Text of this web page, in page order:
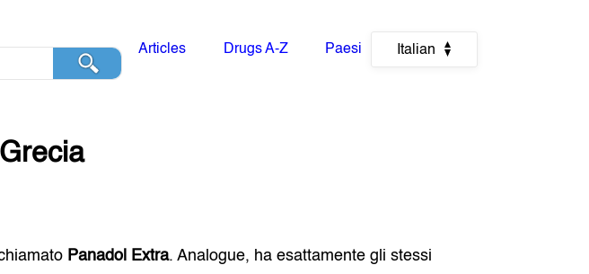
Articles Drugs A-Z Paesi Italian
Grecia
Panadol Extra. Analogue, ha esattamente gli stessi